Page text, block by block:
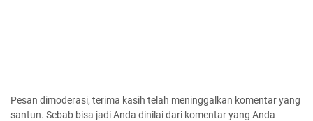
Pesan dimoderasi, terima kasih telah meninggalkan komentar yang
santun. Sebab bisa jadi Anda dinilai dari komentar yang Anda